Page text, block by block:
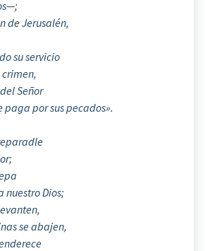
de Jerusalén,
su servicio
Señor
por sus pecados».
Dios;
se abajen,